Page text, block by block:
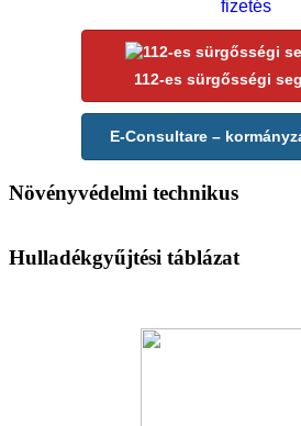
112-es sürgősségi
E-Consultare –
Növényvédelmi technikus
Hulladékgyűjtési táblázat